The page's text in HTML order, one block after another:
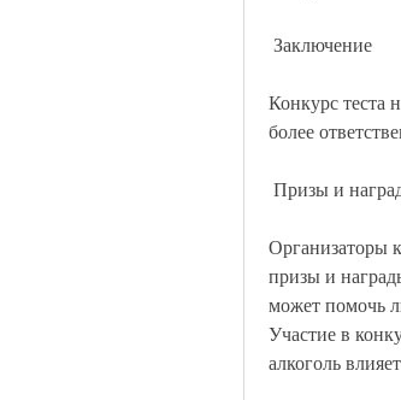
Заключение
Конкурс теста
более
Призы и
Организаторы
призы и
может помочь
Участие в
алкоголь